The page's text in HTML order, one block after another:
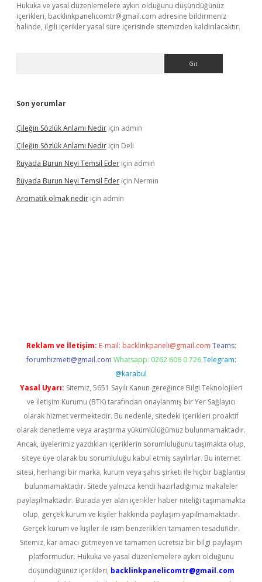
Hukuka ve yasal düzenlemelere aykırı olduğunu düşündüğünüz
içerikleri, backlinkpanelicomtr@gmail.com adresine bildirmeniz
halinde, ilgili içerikler yasal süre içerisinde sitemizden kaldırılacaktır.
Son yorumlar
Çileğin Sözlük Anlamı Nedir için admin
Çileğin Sözlük Anlamı Nedir için Deli
Rüyada Burun Neyi Temsil Eder için admin
Rüyada Burun Neyi Temsil Eder için Nermin
Aromatik olmak nedir için admin
Reklam ve İletişim: E-mail: backlinkpaneli@gmail.com Teams:
forumhizmeti@gmail.com Whatsapp: 0262 606 0 726 Telegram:
@karabul
Yasal Uyarı: Sitemiz, 5651 Sayılı Kanun gereğince Bilgi Teknolojileri
ve İletişim Kurumu (BTK) tarafından onaylanmış bir Yer Sağlayıcı
olarak hizmet vermektedir. Bu nedenle, sitedeki içerikleri proaktif
olarak denetleme veya araştırma yükümlülüğümüz bulunmamaktadır.
Ancak, üyelerimiz yazdıkları içeriklerin sorumluluğunu taşımakta olup,
siteye üye olarak bu sorumluluğu kabul etmiş sayılırlar. Bu internet
sitesi, herhangi bir marka, kurum veya şahıs şirketi ile hiçbir bağlantısı
bulunmamaktadır. Sitede yalnızca kendi hazırladığımız makaleler
paylaşılmaktadır. Burada yer alan içerikler haber niteliği taşımamakta
olup, gerçek kurum ve kişiler hakkında paylaşım yapılmamaktadır.
Gerçek kurum ve kişiler ile isim benzerlikleri tamamen tesadüfidir.
Sitemiz, kar amacı gütmeyen ve tamamen ücretsiz bir bilgi paylaşım
platformudur. Hukuka ve yasal düzenlemelere aykırı olduğunu
düşündüğünüz içerikleri, backlinkpanelicomtr@gmail.com